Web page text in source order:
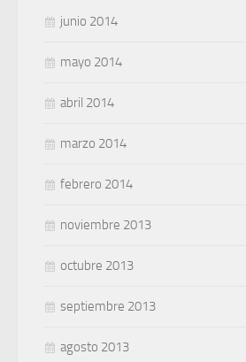
junio 2014
mayo 2014
abril 2014
marzo 2014
febrero 2014
noviembre 2013
octubre 2013
septiembre 2013
agosto 2013